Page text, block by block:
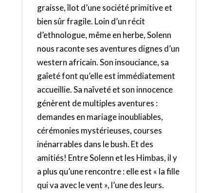
graisse, îlot d’une société primitive et
bien sûr fragile. Loin d’un récit
d’ethnologue, même en herbe, Solenn
nous raconte ses aventures dignes d’un
western africain. Son insouciance, sa
gaîeté font qu’elle est immédiatement
accueillie. Sa naîveté et son innocence
génèrent de multiples aventures :
demandes en mariage inoubliables,
cérémonies mystérieuses, courses
inénarrables dans le bush. Et des
amitiés! Entre Solenn et les Himbas, il y
a plus qu’une rencontre : elle est « la fille
qui va avec le vent », l’une des leurs.